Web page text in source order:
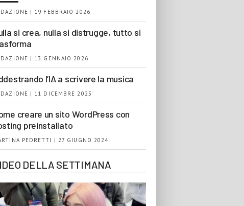
| 19 FEBBRAIO 2026
si crea, nulla si distrugge, tutto si
| 13 GENNAIO 2026
l’IA a scrivere la musica
| 11 DICEMBRE 2025
creare un sito WordPress con
preinstallato
PEDRETTI | 27 GIUGNO 2024
DELLA SETTIMANA